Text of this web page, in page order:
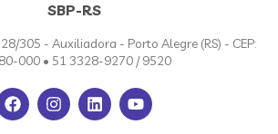
SBP-RS
305 - Auxiliadora - Porto Alegre (RS) - CEP:
000 • 51 3328-9270 / 9520